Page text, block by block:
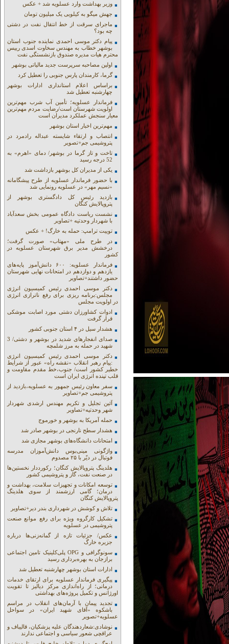
وزیر بهداشت وارد عسلویه شد + عکس
جهش میگو به کیلویی یک میلیون تومان
ماجرای سرقت از خط انتقال نفت در دشتی
چه بود؟
پیام دکتر موسی احمدی نماینده جنوب استان
بوشهر خطاب به مهندس سخاوت اسدی رییس
محترم هیات مدیره صندوق بازنشستگی نفت
اولین مصاحبه سرپرست جدید مالیاتی بوشهر
گرما، کارمندان پارس جنوبی را تعطیل کرد
براساس اعلام استانداری ادارات بوشهر
چهارشنبه تعطیل شد
فرماندار عسلویه؛ تأمین آب شرب مهم‌ترین
اولویت شهرستان است/رضایت مردم مهم‌ترین
معیار سنجش عملکرد مدیران است
مهم‌ترین اخبار استان بوشهر
انتصاب و ارتقاء شایسته عبداله رادمرد در
پتروشیمی جم+تصویر
تاخت و تاز گرما در بوشهر/ دمای «اهرم» به
52 درجه رسید
یکی از مدیران کل بوشهر بازداشت شد
با حضور فرماندار عسلویه از طرح پیشگامانه
«نسیم مهر» در عسلویه رونمایی شد
بازدید رئیس کل دادگستری بوشهر از
پتروپالایش کنگان
نشست ریاست دادگاه عمومی بخش سعدآباد
با شهردار وحدتیه +تصاویر
توییت ترامپ: حمله به خارگ! + عکس
در طرح ملی «مهتاب» صورت گرفت؛
درخشش مدیر برق شهرستان عسلویه در
کشور
فرماندار عسلویه: ۶۰۰ دانش‌آموز پایه‌های
یازدهم و دوازدهم در امتحانات نهایی شهرستان
حضور داشتند+تصاویر
دکتر موسی احمدی رئیس کمیسیون انرژی
مجلس:برنامه ریزی برای رفع ناترازی انرژی
در اولویت مجلس
ادوات کشاورزان دشتی مورد اصابت موشکی
قرار گرفت
هشدار سیل در ۴ استان جنوبی کشور
صدای انفجارهای شدید در بوشهر و دشتی/ 3
شهید در حمله به مرز شلمچه
دکتر موسی احمدی رئیس کمیسیون انرژی
:پیام رهبر انقلاب «نقشه راه» عبور از شرایط
خطیر کشور است/ جنوب،خط مقدم مقاومت و
قلب تپنده انرژی ایران است
سفر معاون رئیس جمهور به عسلویه،بازدید از
پتروشیمی جم+تصاویر
آئین تجلیل و تکریم مهندس ارشدی شهردار
شهر وحدتیه+تصاویر
حمله آمریکا به بوشهر و خورموج
هشدار سطح نارنجی در بوشهر صادر شد
امتحانات دانشگاه‌های بوشهر مجازی شد
واژگونی مینی‌بوس دانش‌آموزان مدرسه
فوتبال در دیّر با ۲۵ مصدوم
هلدینگ پتروپالایش کنگان؛ رکورددار نخستین‌ها
در صنعت نفت، گاز و پتروشیمی کشور
توسعه امکانات و تجهیزات سلامت، بهداشت و
درمان؛ گامی ارزشمند از سوی هلدینگ
پتروپالایش کنگان
تلاش و کوشش در شهرداری بندر دیر+تصاویر
تشکیل کارگروه ویژه برای رفع موانع صنعت
پتروشیمی در عسلویه
عکس/ جزئیات تازه از گمانه‌زنی‌ها درباره
جزیره خارگ
سونوگرافی و OPG پلی‌کلینیک تامین اجتماعی
برازجان به بهره‌برداری رسید
ادارات استان بوشهر چهارشنبه تعطیل شد
پیگیری فرماندار عسلویه برای ارتقای خدمات
درمانی؛ از راه‌اندازی مرکز دیالیز تا تقویت
اورژانس و تکمیل پروژه‌های بهداشتی
تجدید پیمان با آرمان‌های انقلاب در مراسم
باشکوه «آقای شهید ایران» در سواحل
عسلویه+تصویر
نوشادی:شعاردهندگان علیه پزشکیان، قالیباف و
عراقچی شعور سیاسی و اجتماعی ندارند